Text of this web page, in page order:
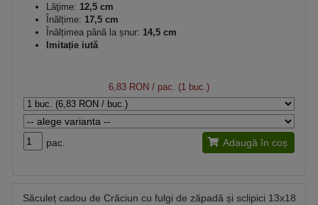
Lăţime: 12,5 cm
Înălțime: 17,5 cm
Înălțimea până la șnur: 14,5 cm
Imitație iută
6,83 RON / pac. (1 buc.)
pac. Adaugă în coș
Săculeț cadou de Crăciun cu fulgi de zăpadă și sclipici 13x18